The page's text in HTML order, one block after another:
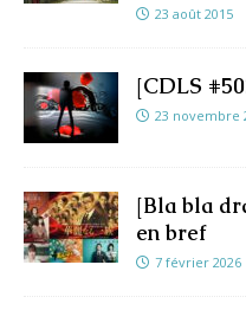
23 août 2015
[CDLS
23 novembre
[Bla bla
en bref
7 février 2026